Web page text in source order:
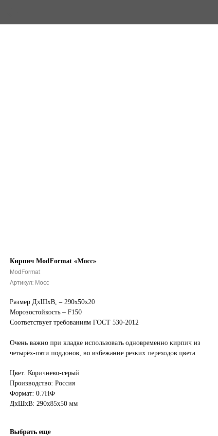
Кирпич ModFormat «Мосс»
ModFormat
Артикул: Мосс
Размер ДхШхВ, – 290х50х20
Морозостойкость – F150
Соответствует требованиям ГОСТ 530-2012
Очень важно при кладке использовать одновременно кирпич из
четырёх-пяти поддонов, во избежание резких переходов цвета.
Цвет: Коричнево-серый
Производство: Россия
Формат: 0.7НФ
ДxШxВ: 290x85x50 мм
Выбрать еще